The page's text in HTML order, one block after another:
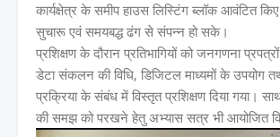
कार्यक्षेत्र के समीप हाउस लिस्टिंग ब्लॉक आवंटित
सुचारू एवं समयबद्ध ढंग से संपन्न हो सके।
प्रशिक्षण के दौरान प्रतिभागियों को जनगणना
डेटा संकलन की विधि, डिजिटल माध्यमों के उपयोग
प्रक्रिया के संबंध में विस्तृत प्रशिक्षण दिया गया। साथ
की समझ को परखने हेतु अभ्यास सत्र भी आयोजित